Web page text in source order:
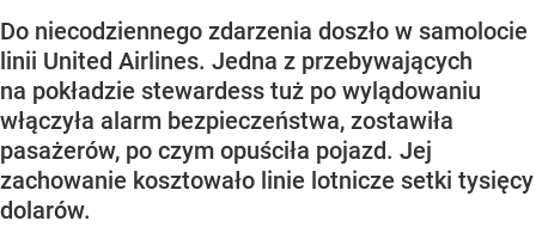
Do niecodziennego zdarzenia doszło w samolocie
linii United Airlines. Jedna z przebywających
na pokładzie stewardess tuż po wylądowaniu
włączyła alarm bezpieczeństwa, zostawiła
pasażerów, po czym opuściła pojazd. Jej
zachowanie kosztowało linie lotnicze setki tysięcy
dolarów.